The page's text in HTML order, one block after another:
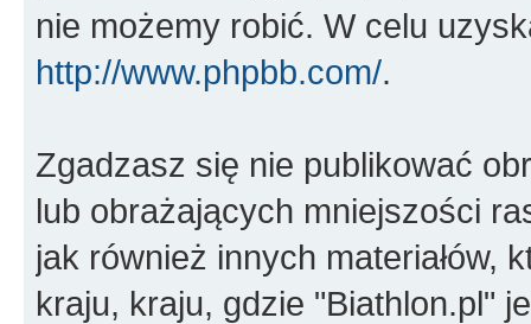
nie możemy robić. W celu
http://www.phpbb.com/.
Zgadzasz się nie publikować
lub obrażających mniejszości
jak również innych materiałów,
kraju, kraju, gdzie "Biathlon.pl"